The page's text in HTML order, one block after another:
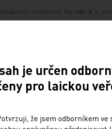
manévrem. Na obr. 3 je
komoře, ale také v síni levé. Musí
při cíleném pátrání i pomocí
šlo o
je určen
pro laickou
že jsem odborníkem ve